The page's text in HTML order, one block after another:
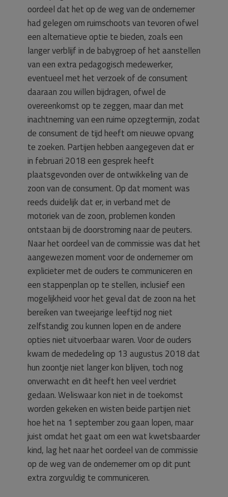
oordeel dat het op de weg van de ondernemer
had gelegen om ruimschoots van tevoren ofwel
een alternatieve optie te bieden, zoals een
langer verblijf in de babygroep of het aanstellen
van een extra pedagogisch medewerker,
eventueel met het verzoek of de consument
daaraan zou willen bijdragen, ofwel de
overeenkomst op te zeggen, maar dan met
inachtneming van een ruime opzegtermijn, zodat
de consument de tijd heeft om nieuwe opvang
te zoeken. Partijen hebben aangegeven dat er
in februari 2018 een gesprek heeft
plaatsgevonden over de ontwikkeling van de
zoon van de consument. Op dat moment was
reeds duidelijk dat er, in verband met de
motoriek van de zoon, problemen konden
ontstaan bij de doorstroming naar de peuters.
Naar het oordeel van de commissie was dat het
aangewezen moment voor de ondernemer om
explicieter met de ouders te communiceren en
een stappenplan op te stellen, inclusief een
mogelijkheid voor het geval dat de zoon na het
bereiken van tweejarige leeftijd nog niet
zelfstandig zou kunnen lopen en de andere
opties niet uitvoerbaar waren. Voor de ouders
kwam de mededeling op 13 augustus 2018 dat
hun zoontje niet langer kon blijven, toch nog
onverwacht en dit heeft hen veel verdriet
gedaan. Weliswaar kon niet in de toekomst
worden gekeken en wisten beide partijen niet
hoe het na 1 september zou gaan lopen, maar
juist omdat het gaat om een wat kwetsbaarder
kind, lag het naar het oordeel van de commissie
op de weg van de ondernemer om op dit punt
extra zorgvuldig te communiceren.